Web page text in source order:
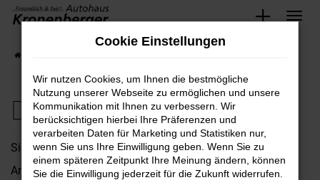
Zum
Der neue Subaru Solterra
Sie suchen nach dem perfekten Fahrzeug, das Ihren
Ansprüchen gerecht wird? Dann ist der Solterra die ideale
Cookie Einstellungen
Wir nutzen Cookies, um Ihnen die bestmögliche
Nutzung unserer Webseite zu ermöglichen und unsere
Kommunikation mit Ihnen zu verbessern. Wir
berücksichtigen hierbei Ihre Präferenzen und
verarbeiten Daten für Marketing und Statistiken nur,
wenn Sie uns Ihre Einwilligung geben. Wenn Sie zu
einem späteren Zeitpunkt Ihre Meinung ändern, können
Sie die Einwilligung jederzeit für die Zukunft widerrufen.